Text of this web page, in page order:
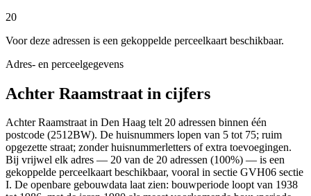
20
Voor deze adressen is een gekoppelde perceelkaart beschikbaar.
Adres- en perceelgegevens
Achter Raamstraat in cijfers
Achter Raamstraat in Den Haag telt 20 adressen binnen één
postcode (2512BW). De huisnummers lopen van 5 tot 75; ruim
opgezette straat; zonder huisnummerletters of extra toevoegingen.
Bij vrijwel elk adres — 20 van de 20 adressen (100%) — is een
gekoppelde perceelkaart beschikbaar, vooral in sectie GVH06 sectie
I. De openbare gebouwdata laat zien: bouwperiode loopt van 1938